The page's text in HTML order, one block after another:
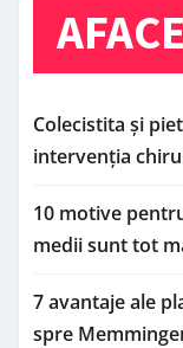
Colecistita și
intervenția
10 motive
medii sunt tot
7 avantaje ale
spre